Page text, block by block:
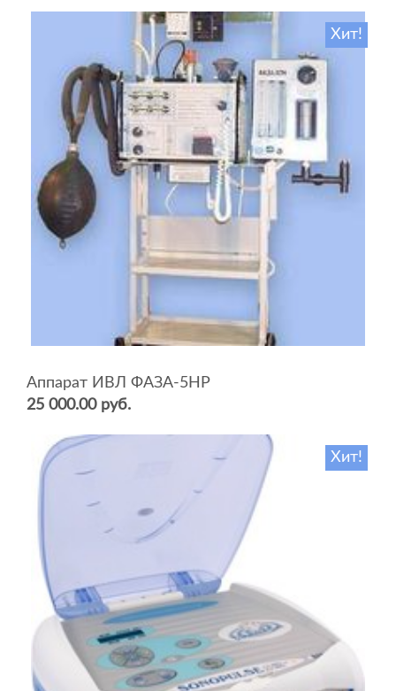
Хит!
Аппарат ИВЛ ФАЗА-5НР
25 000.00 руб.
Хит!